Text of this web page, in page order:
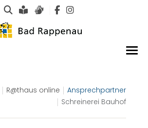
Suche
Leichte Sprache
Gebärdensprachen
R@thaus online
Ansprechpartner
Schreinerei Bauhof